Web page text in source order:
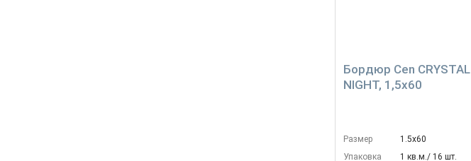
Бордюр Cen CRYSTAL
NIGHT, 1,5x60
Размер
1.5х60
Упаковка
1 кв.м./ 16 шт.